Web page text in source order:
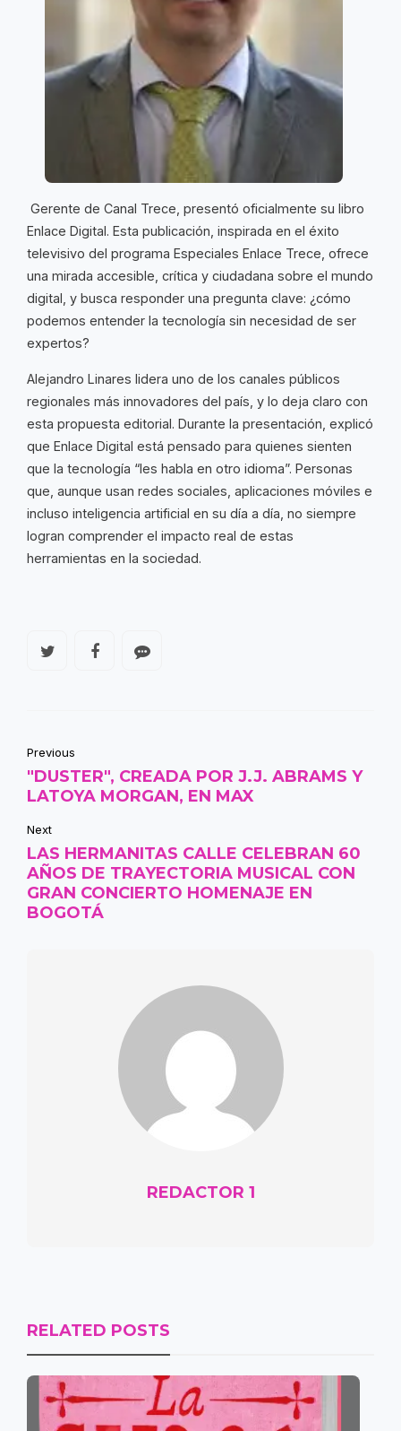
Gerente de Canal Trece, presentó oficialmente su libro
Enlace Digital. Esta publicación, inspirada en el éxito
televisivo del programa Especiales Enlace Trece, ofrece
una mirada accesible, crítica y ciudadana sobre el mundo
digital, y busca responder una pregunta clave: ¿cómo
podemos entender la tecnología sin necesidad de ser
expertos?
Alejandro Linares lidera uno de los canales públicos
regionales más innovadores del país, y lo deja claro con
esta propuesta editorial. Durante la presentación, explicó
que Enlace Digital está pensado para quienes sienten
que la tecnología “les habla en otro idioma”. Personas
que, aunque usan redes sociales, aplicaciones móviles e
incluso inteligencia artificial en su día a día, no siempre
logran comprender el impacto real de estas
herramientas en la sociedad.
Previous
"DUSTER", CREADA POR J.J. ABRAMS Y
LATOYA MORGAN, EN MAX
Next
LAS HERMANITAS CALLE CELEBRAN 60
AÑOS DE TRAYECTORIA MUSICAL CON
GRAN CONCIERTO HOMENAJE EN
BOGOTÁ
REDACTOR 1
RELATED POSTS